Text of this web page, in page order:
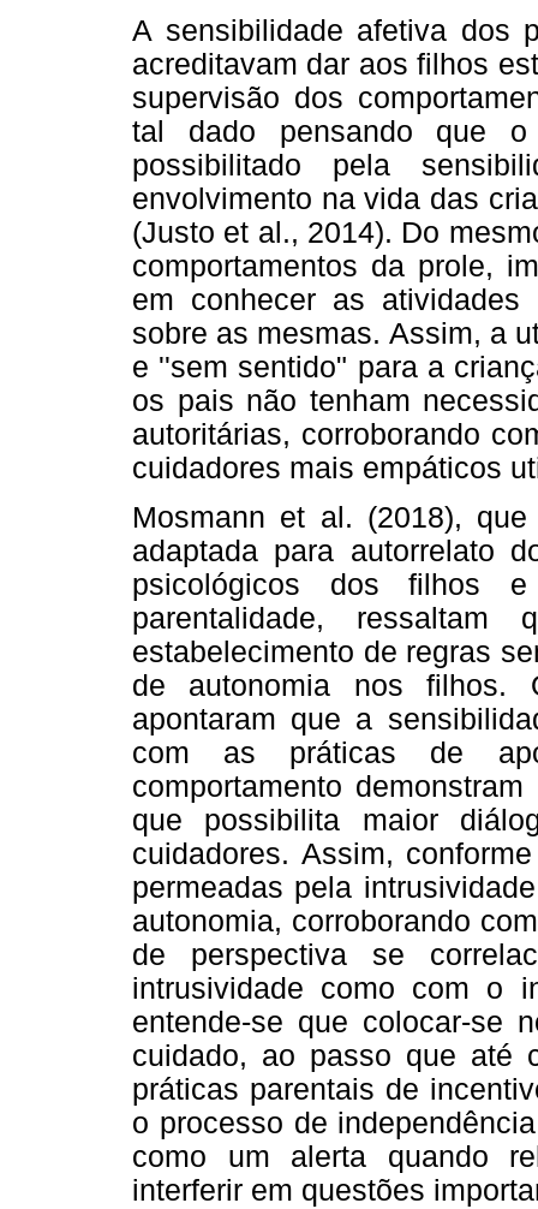
A sensibilidade afetiva dos
acreditavam dar aos filhos
supervisão dos
tal dado pensando que o
possibilitado pela
envolvimento na vida das
(Justo et al., 2014). Do
comportamentos da prole,
em conhecer as
sobre as mesmas. Assim, a
e ''sem sentido" para a
os pais não tenham
autoritárias, corroborando
cuidadores mais empáticos
Mosmann et al. (2018),
adaptada para autorrelato
psicológicos dos filhos e
parentalidade,
estabelecimento de regras
de autonomia nos filhos.
apontaram que a
com as práticas de
comportamento
que possibilita maior
cuidadores. Assim,
permeadas pela
autonomia, corroborando
de perspectiva se
intrusividade como com o
entende-se que colocar-se
cuidado, ao passo que até
práticas parentais de
o processo de
como um alerta quando
interferir em questões